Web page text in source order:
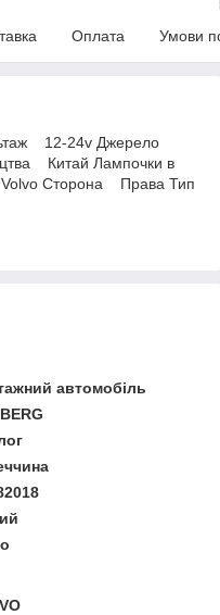
Оплата Умови
12-24v Джерело
Китай Лампочки в
Сторона Права Тип
автомобіль